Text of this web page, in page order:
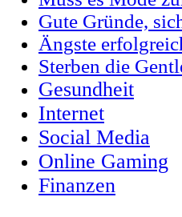
Gute Gründe,
Ängste
Sterben die
Gesundheit
Internet
Social Media
Online Gaming
Finanzen